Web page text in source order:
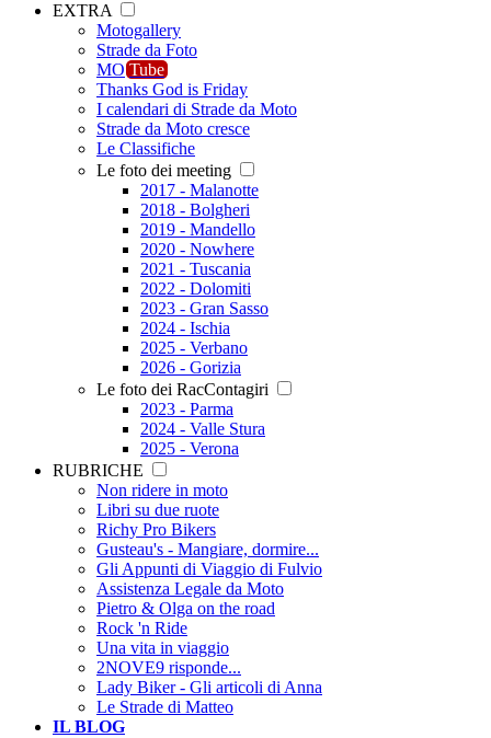
EXTRA
Motogallery
Strade da Foto
MO Tube
Thanks God is Friday
I calendari di Strade da Moto
Strade da Moto cresce
Le Classifiche
Le foto dei meeting
2017 - Malanotte
2018 - Bolgheri
2019 - Mandello
2020 - Nowhere
2021 - Tuscania
2022 - Dolomiti
2023 - Gran Sasso
2024 - Ischia
2025 - Verbano
2026 - Gorizia
Le foto dei RacContagiri
2023 - Parma
2024 - Valle Stura
2025 - Verona
RUBRICHE
Non ridere in moto
Libri su due ruote
Richy Pro Bikers
Gusteau's - Mangiare, dormire...
Gli Appunti di Viaggio di Fulvio
Assistenza Legale da Moto
Pietro & Olga on the road
Rock 'n Ride
Una vita in viaggio
2NOVE9 risponde...
Lady Biker - Gli articoli di Anna
Le Strade di Matteo
IL BLOG